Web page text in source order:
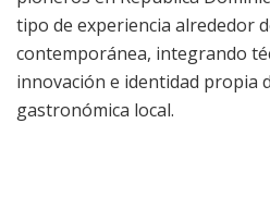
tipo de experiencia alrededor
contemporánea, integrando
innovación e identidad propia
gastronómica local.